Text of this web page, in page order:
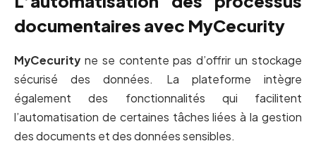
documentaires avec MyCecurity
MyCecurity ne se contente pas d’offrir un stockage
sécurisé des données. La plateforme intègre
également des fonctionnalités qui facilitent
l’automatisation de certaines tâches liées à la gestion
des documents et des données sensibles.